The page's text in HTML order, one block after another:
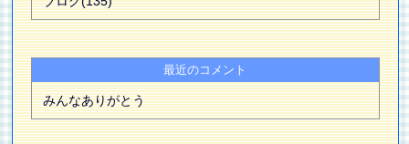
最近のコメント
みんなありがとう